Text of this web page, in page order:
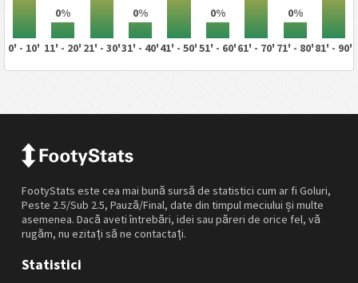
0% 0% 0% 0%
0' - 10' 11' - 20' 21' - 30'31' - 40'41' - 50'51' - 60'61' - 70' 71' - 80'81' - 90'
FootyStats este cea mai bună sursă de statistici cum ar fi Goluri,
Peste 2.5/Sub 2.5, Pauză/Final, date din timpul meciului și multe
asemenea. Dacă aveti întrebări, idei sau păreri de orice fel, vă
rugăm, nu ezitați să ne contactați.
Statistici